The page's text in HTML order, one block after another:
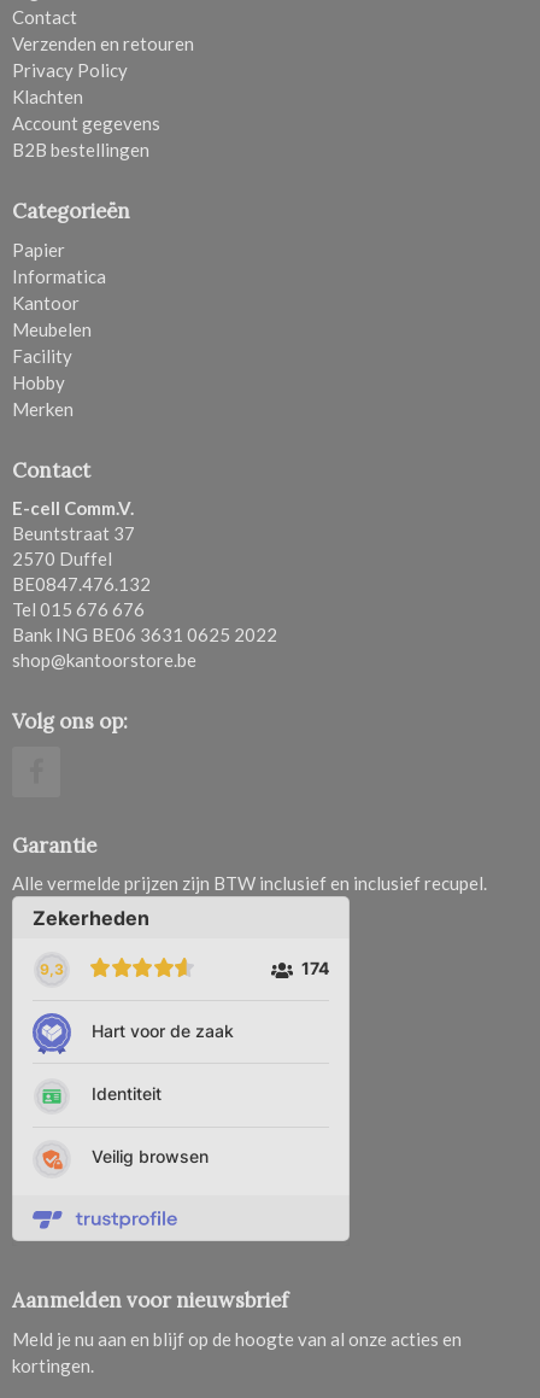
Categorieën
Papier
Informatica
Kantoor
Meubelen
Facility
Hobby
Merken
Contact
Verzenden en retouren
Privacy Policy
Klachten
Account gegevens
B2B bestellingen
Volg ons op:
Contact
E-cell Comm.V.
Beuntstraat 37
2570 Duffel
BE0847.476.132
Tel 015 676 676
Bank ING BE06 3631 0625 2022
shop@kantoorstore.be
Garantie
Alle vermelde prijzen zijn BTW inclusief en inclusief recupel.
Aanmelden voor nieuwsbrief
Meld je nu aan en blijf op de hoogte van al onze acties en
kortingen.